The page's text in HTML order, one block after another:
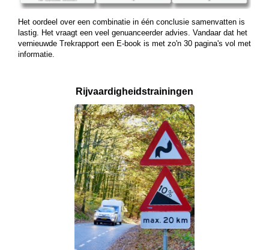
Het oordeel over een combinatie in één conclusie samenvatten is
lastig. Het vraagt een veel genuanceerder advies. Vandaar dat het
vernieuwde Trekrapport een E-book is met zo'n 30 pagina's vol met
informatie.
Rijvaardigheids­trainingen